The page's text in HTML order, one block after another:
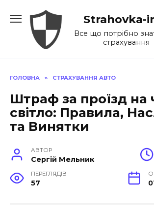
до
Strahovka-
Все що потрібно
страхування
ГОЛОВНА » СТРАХУВАННЯ АВТО
Штраф за проїзд на
світло: Правила,
та Винятки
АВТОР
Сергій Мельник
ПЕРЕГЛЯДІВ
57